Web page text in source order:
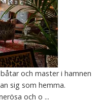
och master i hamnen
sig som hemma.
och o ...